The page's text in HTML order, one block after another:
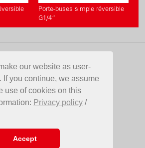
our website as user-
you continue, we assume
use of cookies on this
Privacy policy /
Accept
Porte-buses simple réversible
G1/4“
AG